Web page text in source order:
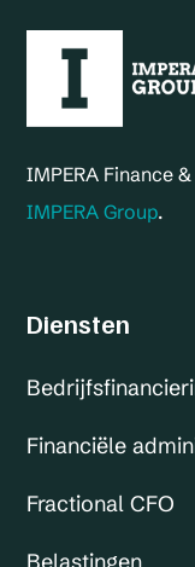
IMPERA Finance
IMPERA Group.
Diensten
Financiële
Fractional CFO